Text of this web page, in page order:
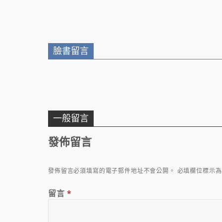
臉書留言
一般留言
發佈留言
發佈留言必須填寫的電子郵件地址不會公開。 必填欄位標示
留言 *